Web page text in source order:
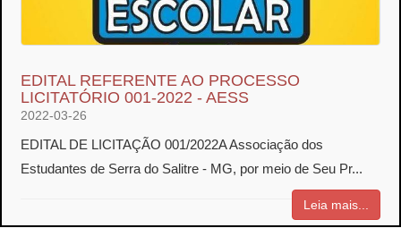
EDITAL REFERENTE AO PROCESSO
LICITATÓRIO 001-2022 - AESS
2022-03-26
EDITAL DE LICITAÇÃO 001/2022A Associação dos
Estudantes de Serra do Salitre - MG, por meio de Seu Pr...
Leia mais...